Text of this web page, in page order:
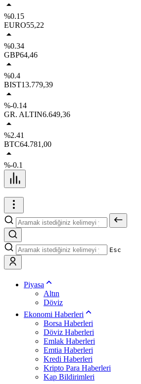
%0.15
EURO55,22
%0.34
GBP64,46
%0.4
BIST13.779,39
%-0.14
GR. ALTIN6.649,36
%2.41
BTC64.781,00
%-0.1
Esc
Piyasa
Altın
Döviz
Ekonomi Haberleri
Borsa Haberleri
Döviz Haberleri
Emlak Haberleri
Emtia Haberleri
Kredi Haberleri
Kripto Para Haberleri
Kap Bildirimleri